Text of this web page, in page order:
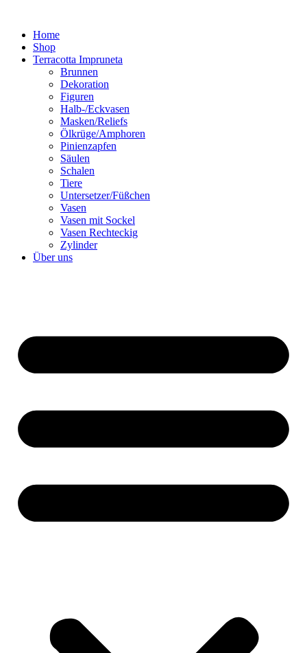
springenHome
Shop
Terracotta Impruneta
Brunnen
Dekoration
Figuren
Halb-/Eckvasen
Masken/Reliefs
Ölkrüge/Amphoren
Pinienzapfen
Säulen
Schalen
Tiere
Untersetzer/Füßchen
Vasen
Vasen mit Sockel
Vasen Rechteckig
Zylinder
Über uns